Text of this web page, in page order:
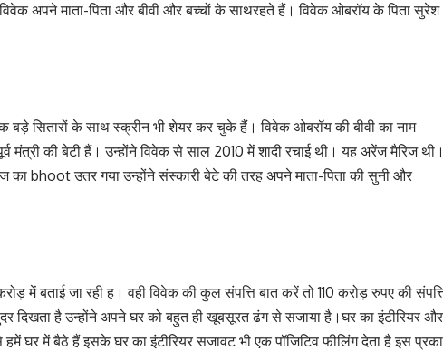
अपने माता-पिता और बीवी और बच्चों के साथरहते हैं। विवेक ओबरॉय के पिता सुरेश
सितारों के साथ स्क्रीन भी शेयर कर चुके हैं। विवेक ओबरॉय की बीवी का नाम
मंत्री की बेटी हैं। उन्होंने विवेक से साल 2010 में शादी रचाई थी। यह अरेंज मैरिज थी।
का bhoot उतर गया उन्होंने संस्कारी बेटे की तरह अपने माता-पिता की सुनी और
में बताई जा रही ह। वही विवेक की कुल संपत्ति बात करें तो 110 करोड़ रुपए की
दिखता है उन्होंने अपने घर को बहुत ही खूबसूरत ढंग से सजाया है।घर का इंटीरियर और
घर में बैठे हैं इसके घर का इंटीरियर सजावट भी एक पॉजिटिव फीलिंग देता है इस